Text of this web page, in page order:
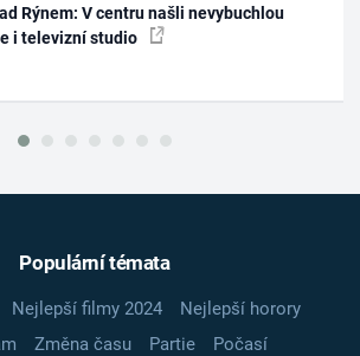
Rýnem: V centru našli nevybuchlou
i televizní studio
Populární témata
Nejlepší filmy 2024
Nejlepší horory
Změna času Partie
Počasí